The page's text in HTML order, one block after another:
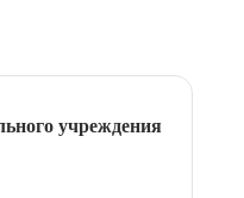
учреждения